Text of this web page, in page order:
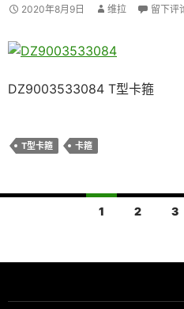
2020年8月9日 维拉 留下评
DZ9003533084 T型卡箍
T型卡箍 卡箍
导
1 2 3